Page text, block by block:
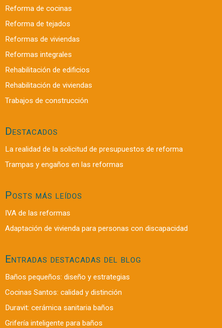
Reforma de cocinas
Reforma de tejados
Reformas de viviendas
Reformas integrales
Rehabilitación de edificios
Rehabilitación de viviendas
Trabajos de construcción
Destacados
La realidad de la solicitud de presupuestos de reforma
Trampas y engaños en las reformas
Posts más leídos
IVA de las reformas
Adaptación de vivienda para personas con discapacidad
Entradas destacadas del blog
Baños pequeños: diseño y estrategias
Cocinas Santos: calidad y distinción
Duravit: cerámica sanitaria baños
Grifería inteligente para baños